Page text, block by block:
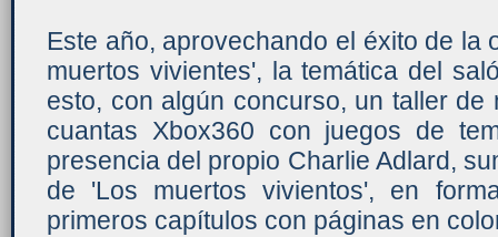
Este año, aprovechando el éxito de la
muertos vivientes', la temática del
esto, con algún concurso, un taller de
cuantas Xbox360 con juegos de
presencia del propio Charlie Adlard,
de 'Los muertos vivientos', en
primeros capítulos con páginas en